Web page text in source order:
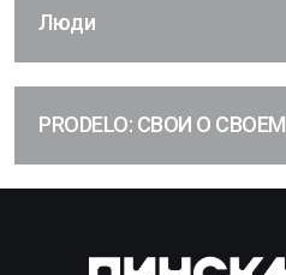
Люди
PRODELO: СВОИ О СВОЕМ